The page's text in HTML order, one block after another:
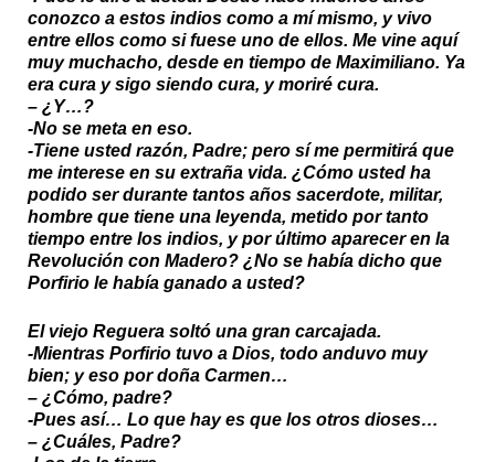
conozco a estos indios como a mí mismo, y vivo
entre ellos como si fuese uno de ellos. Me vine aquí
muy muchacho, desde en tiempo de Maximiliano. Ya
era cura y sigo siendo cura, y moriré cura.
– ¿Y…?
-No se meta en eso.
-Tiene usted razón, Padre; pero sí me permitirá que
me interese en su extraña vida. ¿Cómo usted ha
podido ser durante tantos años sacerdote, militar,
hombre que tiene una leyenda, metido por tanto
tiempo entre los indios, y por último aparecer en la
Revolución con Madero? ¿No se había dicho que
Porfirio le había ganado a usted?
El viejo Reguera soltó una gran carcajada.
-Mientras Porfirio tuvo a Dios, todo anduvo muy
bien; y eso por doña Carmen…
– ¿Cómo, padre?
-Pues así… Lo que hay es que los otros dioses…
– ¿Cuáles, Padre?